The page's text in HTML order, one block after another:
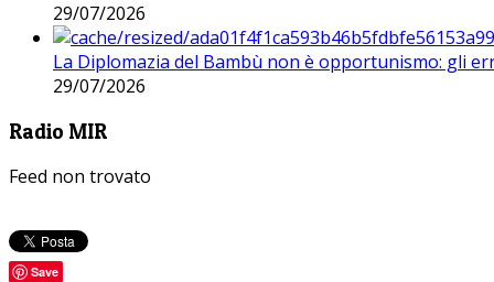
29/07/2026
La Diplomazia del Bambù non è opportunismo: gli
29/07/2026
Radio MIR
Feed non trovato
Save